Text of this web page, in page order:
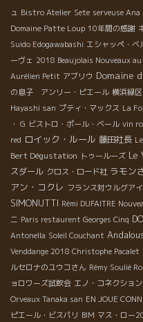
ュ Bistro Atelier Sete serveuse Ana
Domaine Patte Loup 10年間の感謝
Suido Edogawabashi エシャッペ・ベ
ーヴェ 2018 Beaujolais Nouveaux au
Aurélien Petit アブリウ Domaine
の息子 アンリー・ピエール 横浜緑
Hayashi san プティ・マックス La
・ G ビストロ・ポール・ベール vin
red ロイック・ルール 藤田社長
Bert Dégustation トゥールーズ Le
スダール クロス・ロード社 ラモン
アン・コクレ フランス対ウルグア
SIMONUTTI Rémi DUFAITRE
ニ Paris restaurent Georges Cinq
Antonella Soleil Couchant
Venddange 2018 Christophe Pacalet
ルセロナのユウコさん Rémy Soulié
ョロワーズ試飲会 エノ・コネクショ
Orveaux Tanaka san EN JOUE
ピエール・ビスパリ BIM マス・ロー